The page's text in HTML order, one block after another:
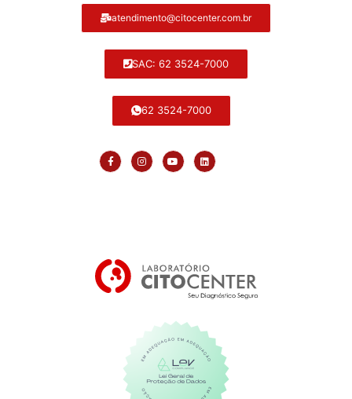
atendimento@citocenter.com.br
SAC: 62 3524-7000
62 3524-7000